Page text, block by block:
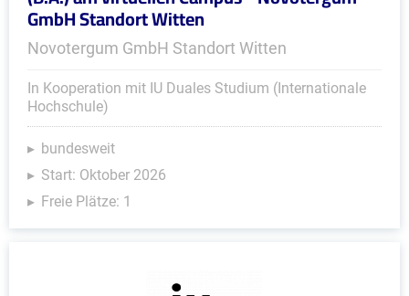
GmbH Standort Witten
Novotergum GmbH Standort Witten
In Kooperation mit IU Duales Studium (Internationale
Hochschule)
bundesweit
Start: Oktober 2026
Freie Plätze: 1